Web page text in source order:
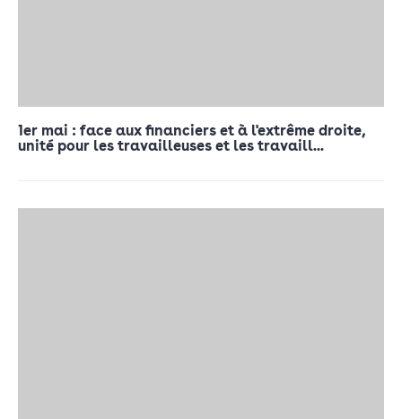
1er mai : face aux financiers et à l'extrême droite,
unité pour les travailleuses et les travaill...